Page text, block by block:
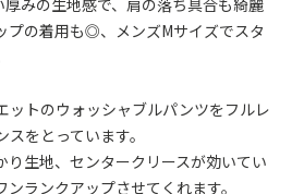
プの着用も◎、メンズMサイズでスタ
ットのウォッシャブルパンツをフルレ
をとっています。
り生地、センタークリースが効いてい
ランクアップさせてくれます。